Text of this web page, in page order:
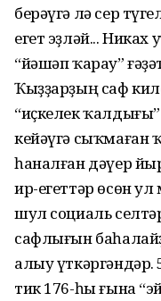
берәүгә лә сер
егет эҙләй...
“йәшәп ҡарау”
Ҡыҙҙарҙың саф
“иҫкелек
кейәүгә сыҡмаған
һаналған дәүер
ир-егеттәр өсөн
шул социаль
сафлығын
алыу
тик 176-һы ғына